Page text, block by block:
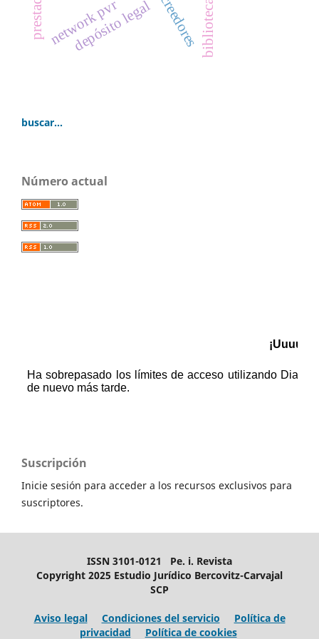
depósito legal
network pvr
buscar...
Número actual
Suscripción
Inicie sesión para acceder a los recursos exclusivos para
suscriptores.
ISSN 3101-0121 Pe. i. Revista
Copyright 2025 Estudio Jurídico Bercovitz-Carvajal
SCP
Aviso legal Condiciones del servicio
Política de
privacidad
Política de cookies